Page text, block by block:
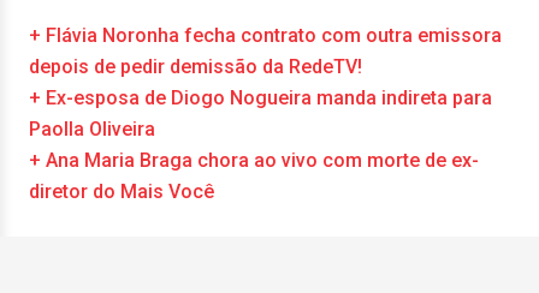
+ Flávia Noronha fecha contrato com outra emissora
depois de pedir demissão da RedeTV!
+ Ex-esposa de Diogo Nogueira manda indireta para
Paolla Oliveira
+ Ana Maria Braga chora ao vivo com morte de ex-
diretor do Mais Você